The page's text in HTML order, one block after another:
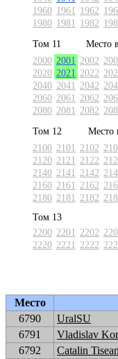
1960 1961 1962
1980 1981 1982
Том 11
Место
2000 2001 2002
2020 2021 2022
2040 2041 2042
2060 2061 2062
2080 2081 2082
Том 12
Место
2100 2101 2102
2120 2121 2122
2140 2141 2142
2160 2161 2162
2180 2181 2182
Том 13
2200 2201 2202
2220 2221 2222
Место
6790
UralSU
6791
Vladislav
6792
Catalin